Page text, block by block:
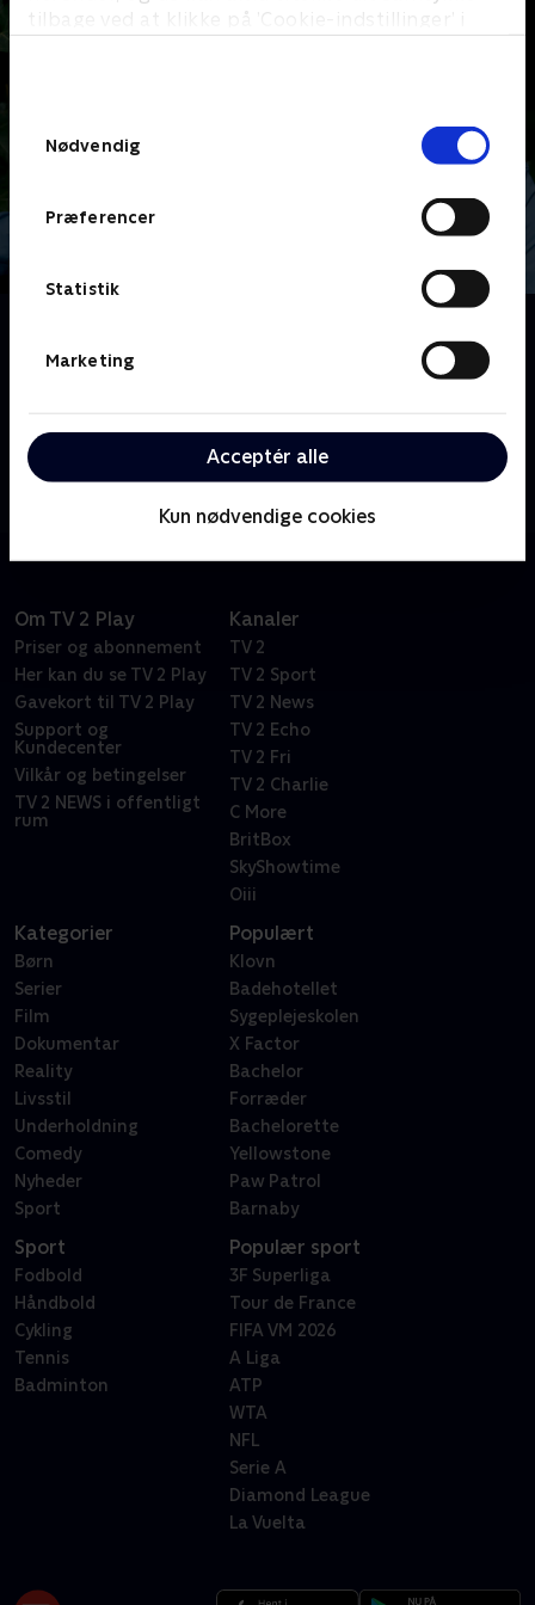
tilbage ved at klikke på ’Cookie-indstillinger’ i
Nødvendig
Præferencer
Statistik
Marketing
Acceptér alle
Kun nødvendige cookies
Fem almindelige danskere gætter på, hvem der bor i
hvilket hjem. Det gælder om at holde masken og
quizzer og på den anden side dækker over, hvor man
selv bor. De besøger hinandens hjem på skift, bliver
kroner. Livsstilsekspert Christian Grau er vært, og vi
kommer rundt i hele landet.
Om TV 2 Play
Priser og abonnement
Her kan du se TV 2 Play
Gavekort til TV 2 Play
Support og
Kundecenter
Vilkår og betingelser
TV 2 NEWS i offentligt
rum
Kanaler
TV 2
TV 2 Sport
TV 2 News
TV 2 Echo
TV 2 Fri
TV 2 Charlie
C More
BritBox
SkyShowtime
Oiii
Kategorier
Børn
Serier
Film
Dokumentar
Reality
Livsstil
Underholdning
Comedy
Nyheder
Sport
Populært
Klovn
Badehotellet
Sygeplejeskolen
X Factor
Bachelor
Forræder
Bachelorette
Yellowstone
Paw Patrol
Barnaby
Sport
Fodbold
Håndbold
Cykling
Tennis
Badminton
Populær sport
3F Superliga
Tour de France
FIFA VM 2026
A Liga
ATP
WTA
NFL
Serie A
Diamond League
La Vuelta